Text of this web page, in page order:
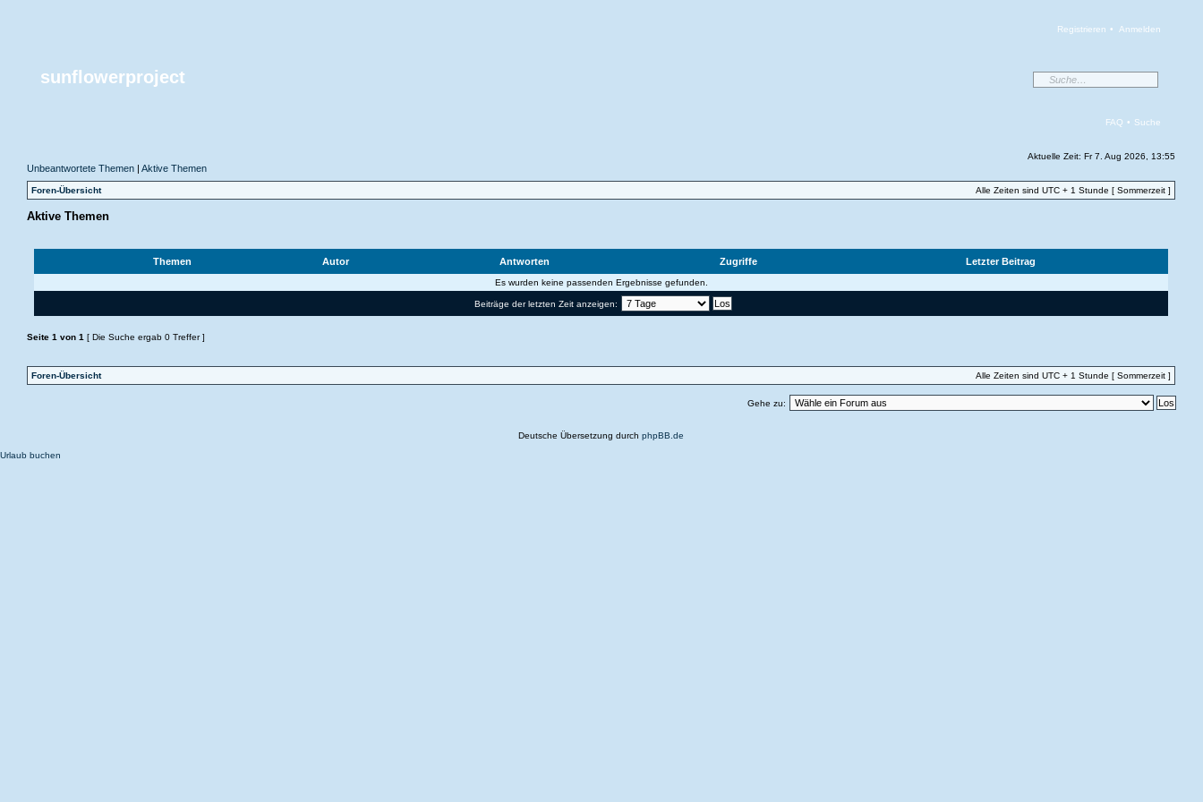
Registrieren • Anmelden
sunflowerproject
FAQ • Suche
Aktuelle Zeit: Fr 7. Aug 2026, 13:55
Unbeantwortete Themen |Aktive Themen
Foren-Übersicht Alle Zeiten sind UTC + 1 Stunde [ Sommerzeit ]
Aktive Themen
Themen Autor Antworten Zugriffe Letzter Beitrag
Es wurden keine passenden Ergebnisse gefunden.
Beiträge der letzten Zeit anzeigen:
Seite1 von1 [ Die Suche ergab 0 Treffer ]
Foren-Übersicht Alle Zeiten sind UTC + 1 Stunde [ Sommerzeit ]
Gehe zu:
Deutsche Übersetzung durchphpBB.de
Urlaub buchen